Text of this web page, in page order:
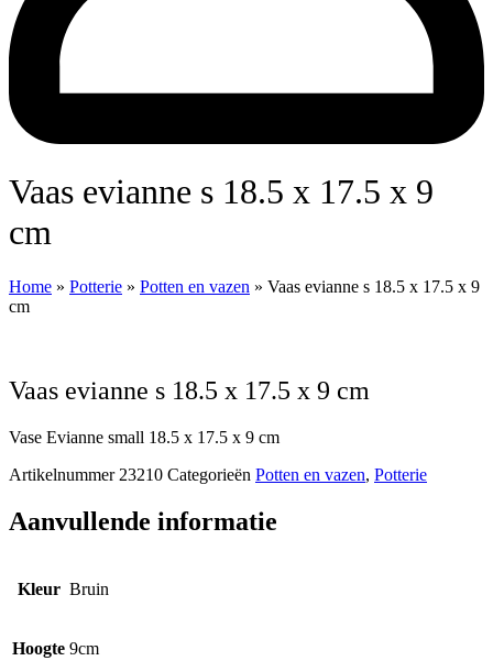
Vaas evianne s 18.5 x 17.5 x 9
cm
Home » Potterie » Potten en vazen » Vaas evianne s 18.5 x 17.5 x 9
cm
Vaas evianne s 18.5 x 17.5 x 9 cm
Vase Evianne small 18.5 x 17.5 x 9 cm
Artikelnummer 23210 Categorieën Potten en vazen, Potterie
Aanvullende informatie
Kleur Bruin
Hoogte 9cm